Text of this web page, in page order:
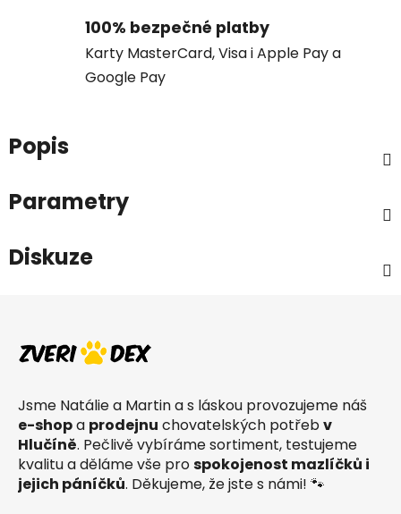
100% bezpečné platby
Karty MasterCard, Visa i Apple Pay a
Google Pay
Popis
Parametry
Diskuze
Jsme Natálie a Martin a s láskou provozujeme náš
e-shopa prodejnu chovatelských potřebv
Hlučíně. Pečlivě vybíráme sortiment, testujeme
kvalitu a děláme vše prospokojenost mazlíčků i
jejich páníčků. Děkujeme, že jste s námi! 🐾